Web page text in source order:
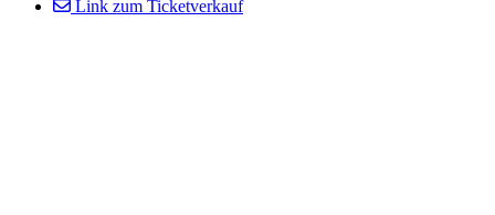
Link zum Ticketverkauf